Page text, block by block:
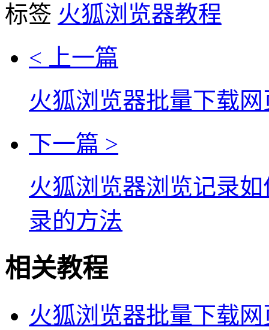
标签 火狐浏览器教程
< 上一篇
火狐浏览器批量下载
下一篇 >
火狐浏览器浏览记录
录的方法
相关教程
火狐浏览器批量下载